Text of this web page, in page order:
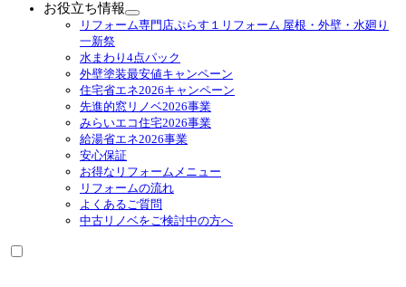
ニ
ュ
を
展
開
お役立ち情報
サ
メ
ニ
ュ
ー
を
展
リフォーム専門店ぷらす１リフォーム 屋根・外壁・水廻り
一新祭
水まわり4点パック
外壁塗装最安値キャンペーン
住宅省エネ2026キャンペーン
先進的窓リノベ2026事業
みらいエコ住宅2026事業
給湯省エネ2026事業
安心保証
お得なリフォームメニュー
リフォームの流れ
よくあるご質問
中古リノベをご検討中の方へ